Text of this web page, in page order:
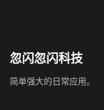
忽闪忽闪科技
简单强大的日常应用。